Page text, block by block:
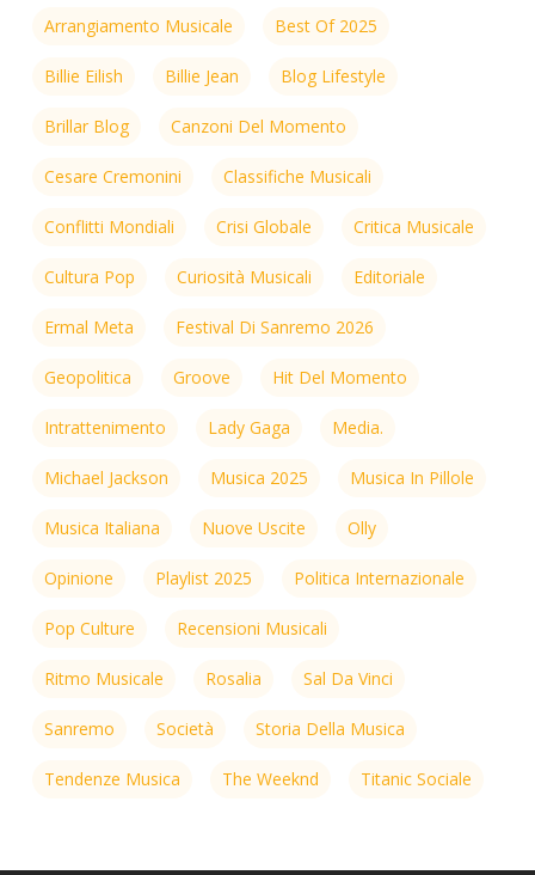
Arrangiamento Musicale Best Of 2025
Billie Eilish Billie Jean Blog Lifestyle
Brillar Blog Canzoni Del Momento
Cesare Cremonini Classifiche Musicali
Conflitti Mondiali Crisi Globale Critica Musicale
Cultura Pop Curiosità Musicali Editoriale
Ermal Meta Festival Di Sanremo 2026
Geopolitica Groove Hit Del Momento
Intrattenimento Lady Gaga Media.
Michael Jackson Musica 2025 Musica In Pillole
Musica Italiana Nuove Uscite Olly
Opinione Playlist 2025 Politica Internazionale
Pop Culture Recensioni Musicali
Ritmo Musicale Rosalia Sal Da Vinci
Sanremo Società Storia Della Musica
Tendenze Musica The Weeknd Titanic Sociale